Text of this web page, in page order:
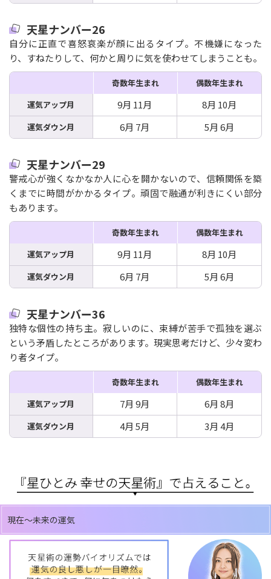
天星ナンバー26
自分に正直で喜怒哀楽が顔に出るタイプ。不機嫌になった
り、すねたりして、何かと周りに気を使わせてしまうことも。
奇数年生まれ
偶数年生まれ
運気アップ月
9月 11月 8月 10月
運気ダウン月 6月 7月 5月 6月
天星ナンバー29
警戒心が強くなかなか人に心を開かないので、信頼関係を築
くまでに時間がかかるタイプ。頑固で融通が利きにくい部分
もあります。
奇数年生まれ
偶数年生まれ
運気アップ月
9月 11月 8月 10月
運気ダウン月 6月 7月 5月 6月
天星ナンバー36
独特な個性の持ち主。寂しいのに、束縛が苦手で孤独を選ぶ
という矛盾したところがあります。現実思考だけど、少々変わ
り者タイプ。
奇数年生まれ
偶数年生まれ
運気アップ月
7月 9月 6月 8月
運気ダウン月 4月 5月 3月 4月
現在～未来の運気